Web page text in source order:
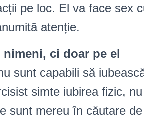
pe loc. El va face sex
atenție.
ci doar pe el
sunt capabili să
simte iubirea fizic, nu
sunt mereu în căutare de